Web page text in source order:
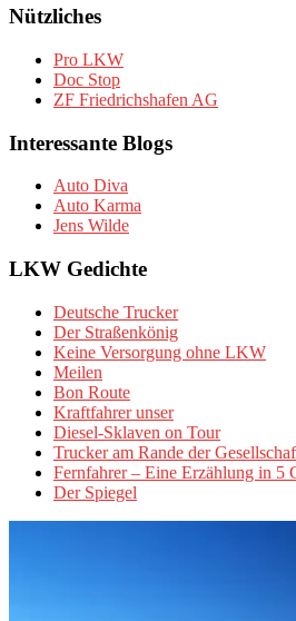
Nützliches
Pro LKW
Doc Stop
ZF Friedrichshafen AG
Interessante Blogs
Auto Diva
Auto Karma
Jens Wilde
LKW Gedichte
Deutsche Trucker
Der Straßenkönig
Keine Versorgung ohne LKW
Meilen
Bon Route
Kraftfahrer unser
Diesel-Sklaven on Tour
Trucker am Rande der
Fernfahrer – Eine Erzählung in 5
Der Spiegel